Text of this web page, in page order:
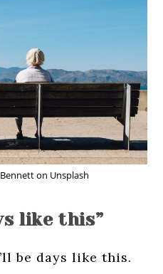
on Unsplash
like this”
be days like this.